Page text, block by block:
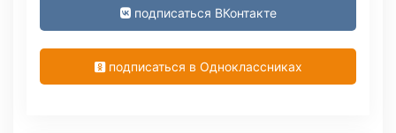
подписаться ВКонтакте
подписаться в Одноклассниках